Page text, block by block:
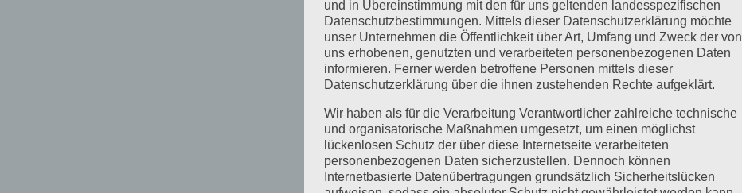
und in Übereinstimmung mit den für uns geltenden landesspezifischen
Datenschutzbestimmungen. Mittels dieser Datenschutzerklärung möchte
unser Unternehmen die Öffentlichkeit über Art, Umfang und Zweck der von
uns erhobenen, genutzten und verarbeiteten personenbezogenen Daten
informieren. Ferner werden betroffene Personen mittels dieser
Datenschutzerklärung über die ihnen zustehenden Rechte aufgeklärt.
Wir haben als für die Verarbeitung Verantwortlicher zahlreiche technische
und organisatorische Maßnahmen umgesetzt, um einen möglichst
lückenlosen Schutz der über diese Internetseite verarbeiteten
personenbezogenen Daten sicherzustellen. Dennoch können
Internetbasierte Datenübertragungen grundsätzlich Sicherheitslücken